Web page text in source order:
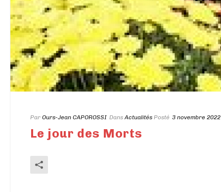
Par Ours-Jean CAPOROSSI DansActualités Posté 3 novembre 2022
Le jour des Morts